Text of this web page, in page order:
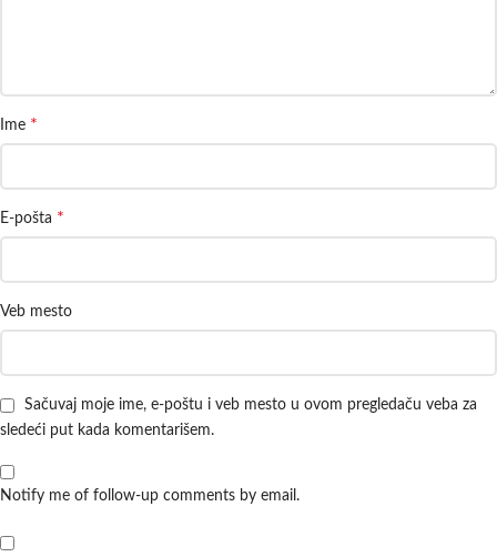
Ime *
E-pošta *
Veb mesto
Sačuvaj moje ime, e-poštu i veb mesto u ovom pregledaču veba za
sledeći put kada komentarišem.
Notify me of follow-up comments by email.